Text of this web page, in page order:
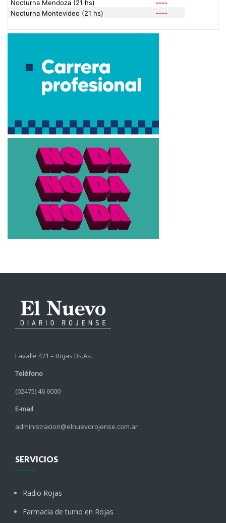
Lavalle 471 – Rojas Bs.As.
Teléfono
(02475) 46 6000
E-mail
administracion@elnuevorojense.com.ar
SERVICIOS
Radio Rojas
Farmacia de turno en Rojas